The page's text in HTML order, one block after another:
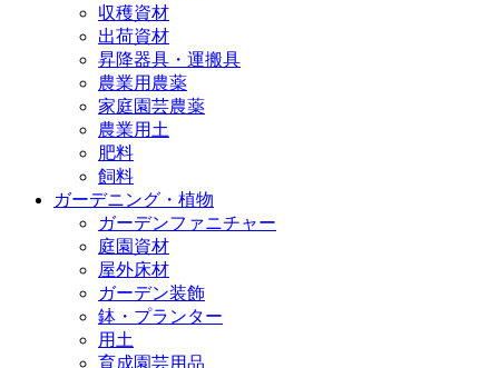
収穫資材
出荷資材
昇降器具・運搬具
農業用農薬
家庭園芸農薬
農業用土
肥料
飼料
ガーデニング・植物
ガーデンファニチャー
庭園資材
屋外床材
ガーデン装飾
鉢・プランター
用土
育成園芸用品